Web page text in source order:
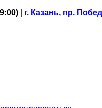
г. Казань, пр.